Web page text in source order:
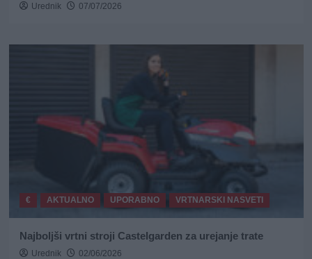
Urednik 07/07/2026
€ AKTUALNO UPORABNO VRTNARSKI NASVETI
Najboljši vrtni stroji Castelgarden za urejanje trate
Urednik 02/06/2026